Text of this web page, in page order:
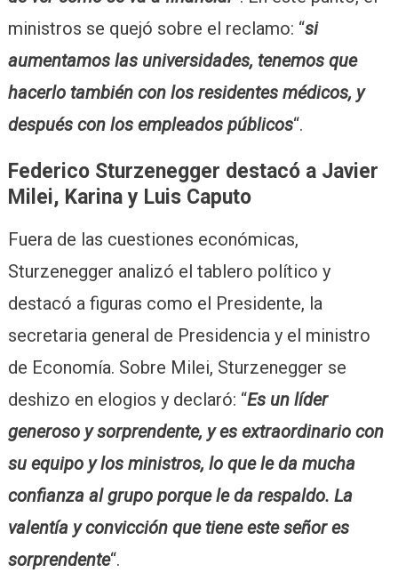
ministros se quejó sobre el reclamo: “si
aumentamos las universidades, tenemos que
hacerlo también con los residentes médicos, y
después con los empleados públicos“.
Federico Sturzenegger destacó a Javier
Milei, Karina y Luis Caputo
Fuera de las cuestiones económicas,
Sturzenegger analizó el tablero político y
destacó a figuras como el Presidente, la
secretaria general de Presidencia y el ministro
de Economía. Sobre Milei, Sturzenegger se
deshizo en elogios y declaró: “Es un líder
generoso y sorprendente, y es extraordinario con
su equipo y los ministros, lo que le da mucha
confianza al grupo porque le da respaldo. La
valentía y convicción que tiene este señor es
sorprendente“.